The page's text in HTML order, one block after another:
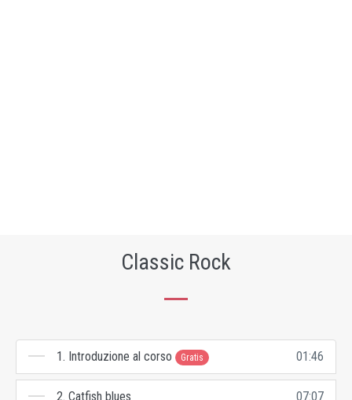
Classic Rock
1. Introduzione al corso Gratis 01:46
2. Catfish blues 07:07